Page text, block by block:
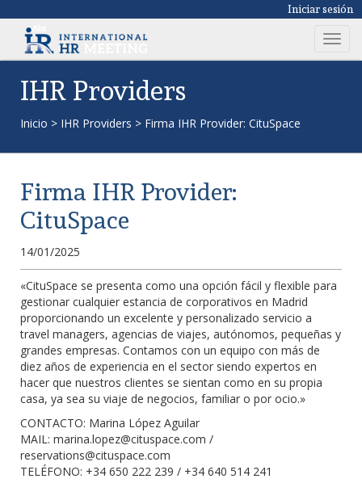
Iniciar sesión
T
o
n
i
IHR Providers
Inicio > IHR Providers > Firma IHR Provider: CituSpace
Firma IHR Provider:
CituSpace
14/01/2025
«CituSpace se presenta como una opción fácil y flexible para
gestionar cualquier estancia de corporativos en Madrid
proporcionando un excelente y personalizado servicio a
travel managers, agencias de viajes, autónomos, pequeñas y
grandes empresas. Contamos con un equipo con más de
diez años de experiencia en el sector siendo expertos en
hacer que nuestros clientes se sientan como en su propia
casa, ya sea su viaje de negocios, familiar o por ocio.»
CONTACTO: Marina López Aguilar
MAIL: marina.lopez@cituspace.com /
reservations@cituspace.com
TELÉFONO: +34 650 222 239 / +34 640 514 241